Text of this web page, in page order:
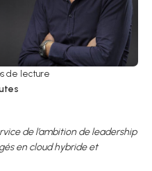
de lecture
de l’ambition de leadership
en cloud hybride et